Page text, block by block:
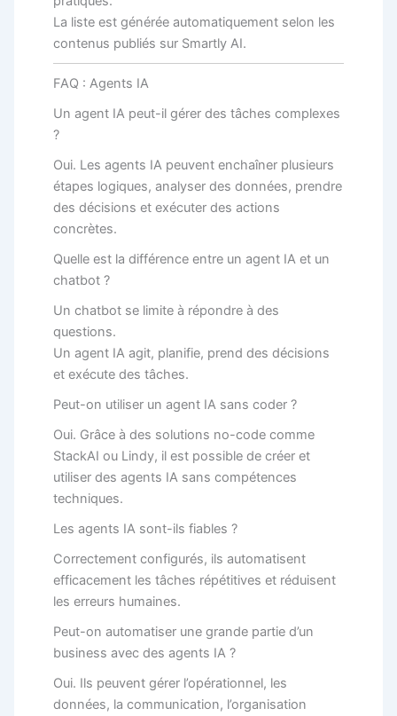
La liste est générée automatiquement selon les
contenus publiés sur Smartly AI.
FAQ : Agents IA
Un agent IA peut-il gérer des tâches complexes
?
Oui. Les agents IA peuvent enchaîner plusieurs
étapes logiques, analyser des données, prendre
des décisions et exécuter des actions
concrètes.
Quelle est la différence entre un agent IA et un
chatbot ?
Un chatbot se limite à répondre à des
questions.
Un agent IA agit, planifie, prend des décisions
et exécute des tâches.
Peut-on utiliser un agent IA sans coder ?
Oui. Grâce à des solutions no-code comme
StackAI ou Lindy, il est possible de créer et
utiliser des agents IA sans compétences
techniques.
Les agents IA sont-ils fiables ?
Correctement configurés, ils automatisent
efficacement les tâches répétitives et réduisent
les erreurs humaines.
Peut-on automatiser une grande partie d’un
business avec des agents IA ?
Oui. Ils peuvent gérer l’opérationnel, les
données, la communication, l’organisation